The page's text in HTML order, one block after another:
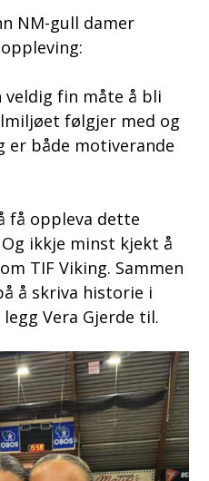
NM-gull damer
fin måte å bli
følgjer med og
både motiverande
få oppleva dette
ikkje minst kjekt å
TIF Viking. Sammen
å skriva historie i
Vera Gjerde til.